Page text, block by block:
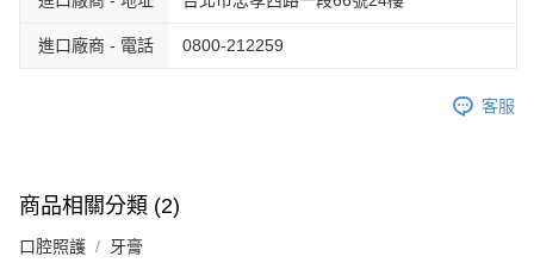
進口廠商 - 電話 0800-212259
客服
商品相關分類 (2)
口腔照護 牙膏